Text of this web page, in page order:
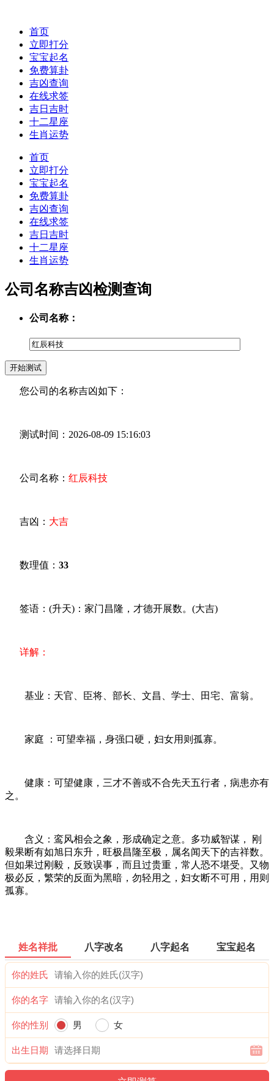
首页
立即打分
宝宝起名
免费算卦
吉凶查询
在线求签
吉日吉时
十二星座
生肖运势
首页
立即打分
宝宝起名
免费算卦
吉凶查询
在线求签
吉日吉时
十二星座
生肖运势
公司名称吉凶检测查询
公司名称：
您公司的名称吉凶如下：
测试时间：2026-08-09 15:16:03
公司名称： 红辰科技
吉凶： 大吉
数理值： 33
签语：(升天)：家门昌隆，才德开展数。(大吉)
详解：
基业：天官、臣将、部长、文昌、学士、田宅、富翁。
家庭 ：可望幸福，身强口硬，妇女用则孤寡。
健康：可望健康，三才不善或不合先天五行者，病患亦有
之。
含义：鸾风相会之象，形成确定之意。多功威智谋， 刚
毅果断有如旭日东升，旺极昌隆至极，属名闻天下的吉祥数。
但如果过刚毅，反致误事，而且过贵重，常人恐不堪受。又物
极必反，繁荣的反面为黑暗，勿轻用之，妇女断不可用，用则
孤寡。
姓名祥批 八字改名 八字起名 宝宝起名
你的姓氏
你的名字
你的性别 男 女
出生日期